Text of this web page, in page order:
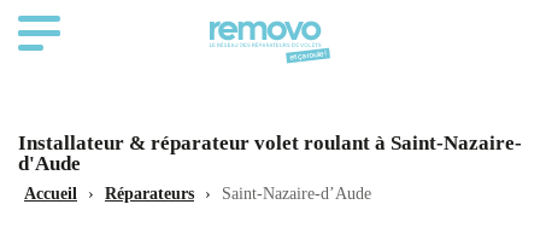
Installateur & réparateur volet roulant à Saint-Nazaire-
d'Aude
Accueil › Réparateurs › Saint-Nazaire-d’Aude